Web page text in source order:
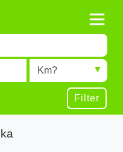
Radius
Filter